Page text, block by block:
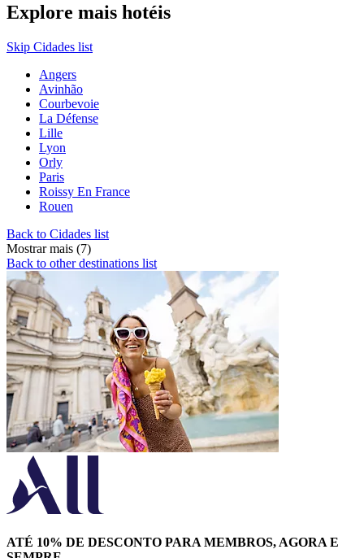
Explore mais hotéis
Skip Cidades list
Angers
Avinhão
Courbevoie
La Défense
Lille
Lyon
Orly
Paris
Roissy En France
Rouen
Back to Cidades list
Mostrar mais (7)
Back to other destinations list
ATÉ 10% DE DESCONTO PARA MEMBROS, AGORA E